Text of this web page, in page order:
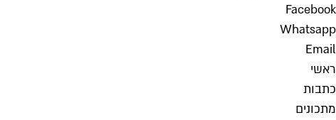
Facebook
Whatsapp
Email
ראשי
כתבות
מתכונים